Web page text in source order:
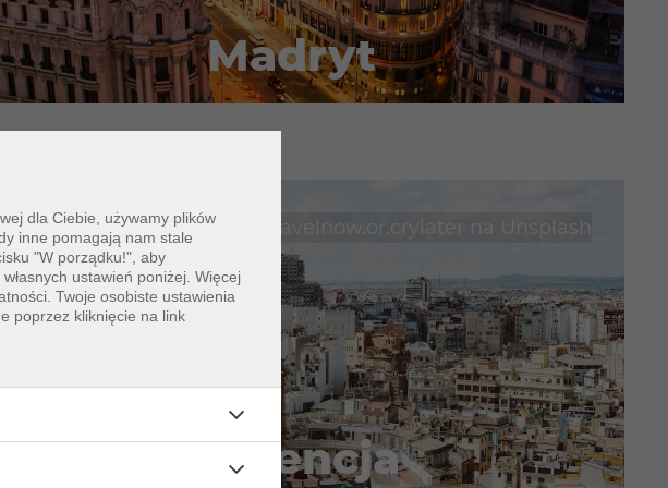
dla Ciebie, używamy plików
inne pomagają nam stale
"W porządku!", aby
ustawień poniżej. Więcej
Twoje osobiste ustawienia
poprzez kliknięcie na link
Madryt
Walencja
Zdjęcie autorstwa travelnow.or.crylater na Unsplash